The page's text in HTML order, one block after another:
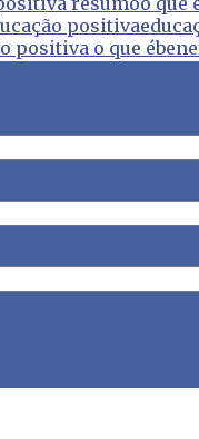
positiva
positiva o que é